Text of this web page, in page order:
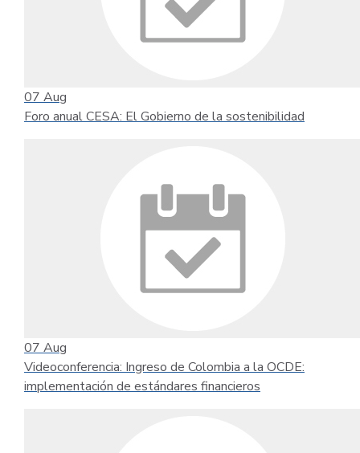
07 Aug
Foro anual CESA: El Gobierno de la sostenibilidad
07 Aug
Videoconferencia: Ingreso de Colombia a la OCDE:
implementación de estándares financieros